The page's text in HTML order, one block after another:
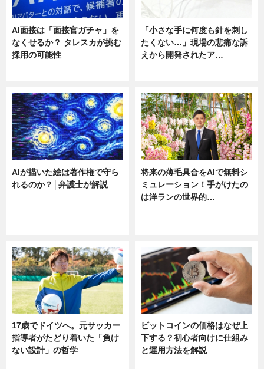
AI面接は「面接官ガチャ」を
なくせるか？ タレスカが挑む
採用の可能性
「小さな手に何度も針を刺し
たくない…」現場の悲痛な訴
えから開発されたア…
AIが描いた絵は著作権で守ら
れるのか？│弁護士が解説
将来の薄毛具合をAIで無料シ
ミュレーション！手がけたの
は洋ランの世界的…
17歳でドイツへ。元サッカー
指導者がたどり着いた「負け
ない設計」の哲学
ビットコインの価格はなぜ上
下する？初心者向けに仕組み
と運用方法を解説